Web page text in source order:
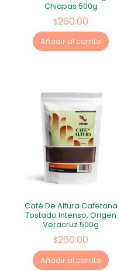
Chiapas 500g
$260.00
Añadir al carrito
Café De Altura Cafetana
Tostado Intenso, Origen
Veracruz 500g
$260.00
Añadir al carrito